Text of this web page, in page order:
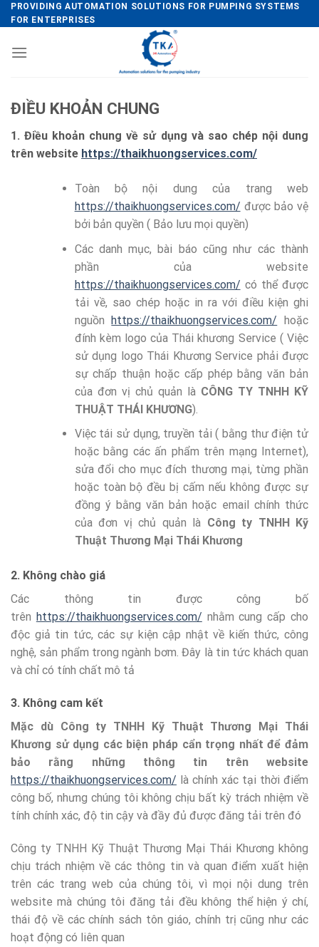
Skip
to
PROVIDING AUTOMATION SOLUTIONS FOR PUMPING SYSTEMS
FOR ENTERPRISES
ĐIỀU KHOẢN CHUNG
1. Điều khoản chung về sử dụng và sao chép nội dung
trên website https://thaikhuongservices.com/
Toàn bộ nội dung của trang web
https://thaikhuongservices.com/ được bảo vệ
bởi bản quyền ( Bảo lưu mọi quyền)
Các danh mục, bài báo cũng như các thành
phần của website
https://thaikhuongservices.com/ có thể được
tải về, sao chép hoặc in ra với điều kiện ghi
nguồnhttps://thaikhuongservices.com/ hoặc
đính kèm logo của Thái khương Service ( Việc
sử dụng logo Thái Khương Service phải được
sự chấp thuận hoặc cấp phép bằng văn bản
của đơn vị chủ quản là CÔNG TY TNHH KỸ
THUẬT THÁI KHƯƠNG).
Việc tái sử dụng, truyền tải ( bằng thư điện tử
hoặc bằng các ấn phẩm trên mạng Internet),
sửa đổi cho mục đích thương mại, từng phần
hoặc toàn bộ đều bị cấm nếu không được sự
đồng ý bằng văn bản hoặc email chính thức
của đơn vị chủ quản là Công ty TNHH Kỹ
Thuật Thương Mại Thái Khương
2. Không chào giá
Các thông tin được công bố
trên https://thaikhuongservices.com/ nhằm cung cấp cho
độc giả tin tức, các sự kiện cập nhật về kiến thức, công
nghệ, sản phẩm trong ngành bơm. Đây là tin tức khách quan
và chỉ có tính chất mô tả
3. Không cam kết
Mặc dù Công ty TNHH Kỹ Thuật Thương Mại Thái
Khương sử dụng các biện pháp cẩn trọng nhất để đảm
bảo rằng những thông tin trên website
https://thaikhuongservices.com/ là chính xác tại thời điểm
công bố, nhưng chúng tôi không chịu bất kỳ trách nhiệm về
tính chính xác, độ tin cậy và đầy đủ được đăng tải trên đó
Công ty TNHH Kỹ Thuật Thương Mại Thái Khương không
chịu trách nhiệm về các thông tin và quan điểm xuất hiện
trên các trang web của chúng tôi, vì mọi nội dung trên
website mà chúng tôi đăng tải đều không thể hiện ý chí,
thái độ về các chính sách tôn giáo, chính trị cũng như các
hoạt động có liên quan